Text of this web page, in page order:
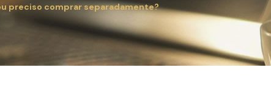
preciso comprar separadamente?